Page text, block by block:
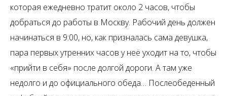
которая ежедневно тратит около 2 часов, чтобы
добраться до работы в Москву. Рабочий день должен
начинаться в 9:00, но, как призналась сама девушка,
пара первых утренних часов у неё уходит на то, чтобы
«прийти в себя» после долгой дороги. А там уже
недолго и до официального обеда… Послеобеденный